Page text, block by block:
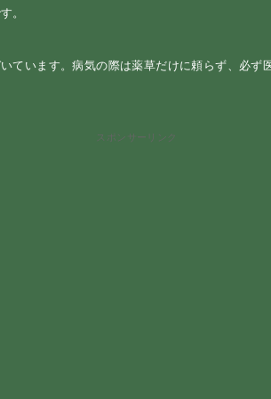
。
います。病気の際は薬草だけに頼らず、必
スポンサーリンク